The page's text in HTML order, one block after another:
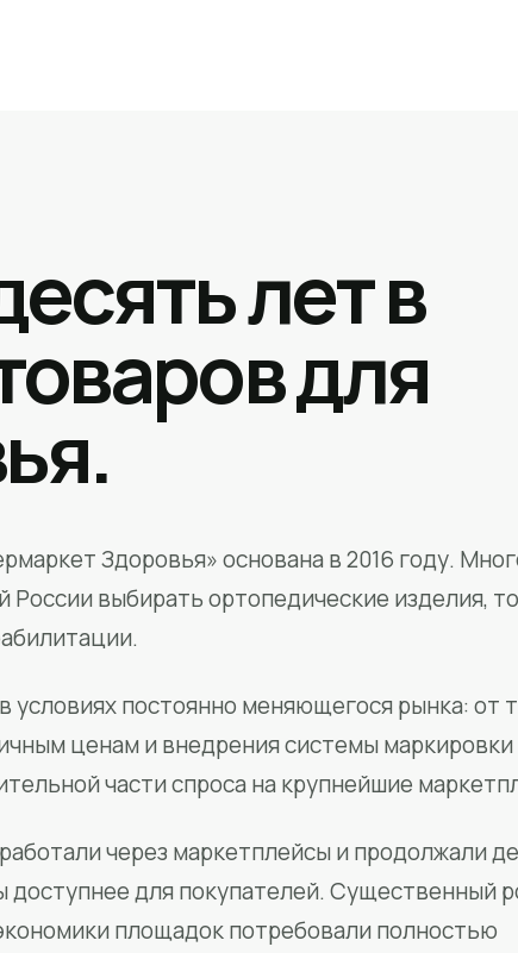
лет в
для
Здоровья» основана в 2016 году.
России выбирать ортопедические изделия,
условиях постоянно меняющегося рынка: от
ценам и внедрения системы
части спроса на крупнейшие
через маркетплейсы и продолжали
доступнее для покупателей. Существенный
площадок потребовали полностью